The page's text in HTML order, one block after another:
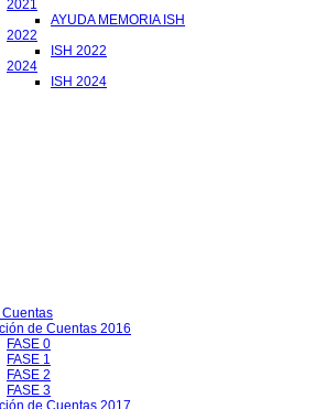
2021
AYUDA MEMORIA ISH
2022
ISH 2022
2024
ISH 2024
de Cuentas 2016
FASE 0
FASE 1
FASE 2
FASE 3
de Cuentas 2017